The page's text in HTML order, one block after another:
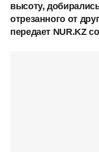
высоту,
отрезанного от
передает NUR.KZ